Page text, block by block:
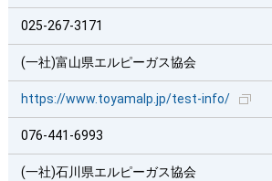
025-267-3171
(一社)富山県エルピーガス協会
https://www.toyamalp.jp/test-info/
076-441-6993
(一社)石川県エルピーガス協会